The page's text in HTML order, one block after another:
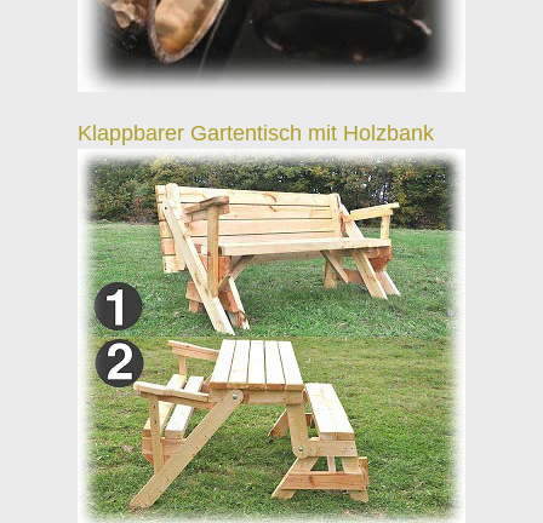
Klappbarer Gartentisch mit Holzbank